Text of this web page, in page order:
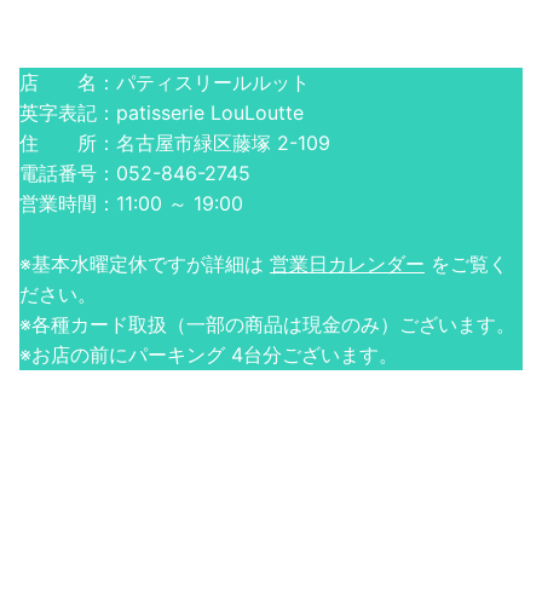
店 名：パティスリールルット
英字表記：patisserie LouLoutte
住 所：名古屋市緑区藤塚 2-109
電話番号：052-846-2745
営業時間：11:00 ～ 19:00
※基本水曜定休ですが詳細は 営業日カレンダー をご覧く
ださい。
※各種カード取扱（一部の商品は現金のみ）ございます。
※お店の前にパーキング 4台分ございます。